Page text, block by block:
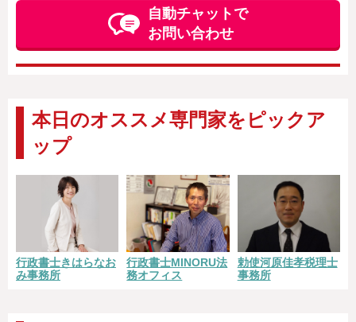
自動チャットで
お問い合わせ
本日のオススメ専門家をピックア
ップ
行政書士きはらなお
み事務所
行政書士MINORU法
務オフィス
勅使河原佳孝税理士
事務所